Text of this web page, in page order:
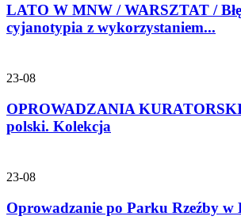
LATO W MNW / WARSZTAT /
cyjanotypia z wykorzystaniem...
23-08
OPROWADZANIA
polski. Kolekcja
23-08
Oprowadzanie po Parku Rzeźby